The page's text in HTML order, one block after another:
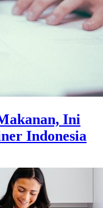
Ini
Indonesia